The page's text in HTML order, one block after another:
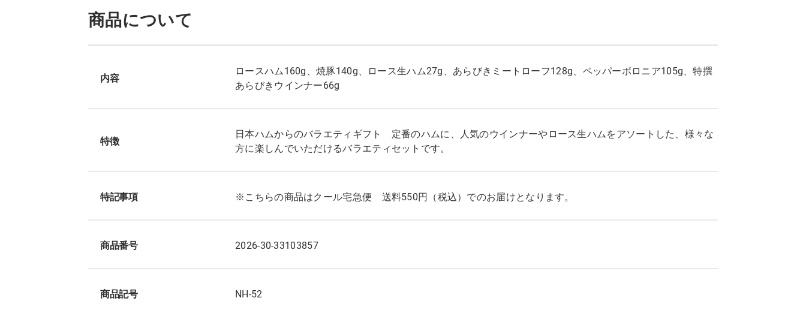
商品について
内容
ロースハム160g、焼豚140g、ロース生ハム27g、あらびきミートローフ128g、ペッパーボロニア105g、特撰
あらびきウインナー66g
特徴
日本ハムからのバラエティギフト 定番のハムに、人気のウインナーやロース生ハムをアソートした、様々な
方に楽しんでいただけるバラエティセットです。
特記事項 ※こちらの商品はクール宅急便 送料550円（税込）でのお届けとなります。
商品番号 2026-30-33103857
商品記号 NH-52